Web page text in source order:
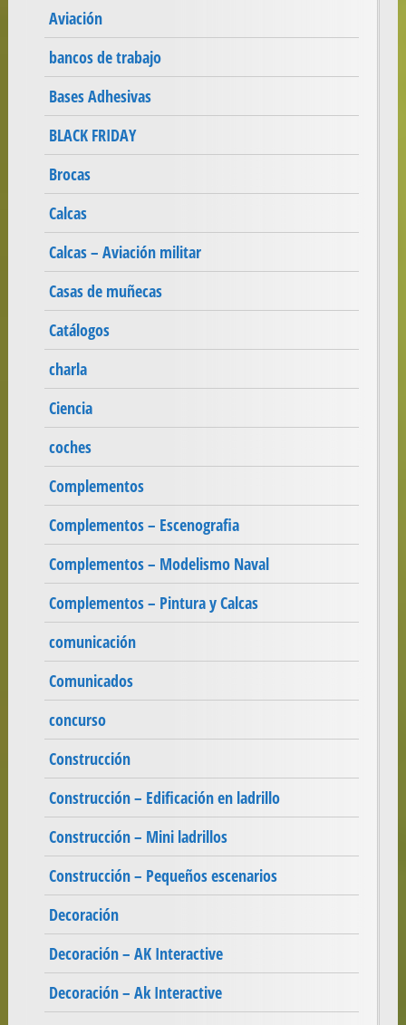
Aviación
bancos de trabajo
Bases Adhesivas
BLACK FRIDAY
Brocas
Calcas
Calcas – Aviación militar
Casas de muñecas
Catálogos
charla
Ciencia
coches
Complementos
Complementos – Escenografia
Complementos – Modelismo Naval
Complementos – Pintura y Calcas
comunicación
Comunicados
concurso
Construcción
Construcción – Edificación en ladrillo
Construcción – Mini ladrillos
Construcción – Pequeños escenarios
Decoración
Decoración – AK Interactive
Decoración – Ak Interactive